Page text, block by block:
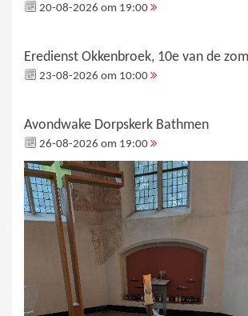
20-08-2026 om 19:00
Eredienst Okkenbroek, 10e van de
23-08-2026 om 10:00
Avondwake Dorpskerk Bathmen
26-08-2026 om 19:00